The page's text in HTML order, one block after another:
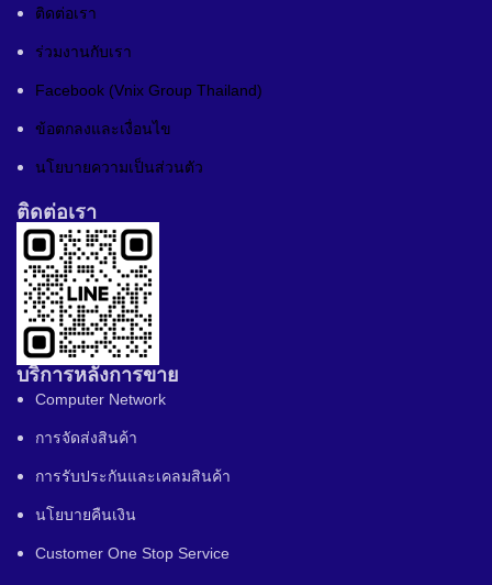
ติดต่อเรา
ร่วมงานกับเรา
Facebook (Vnix Group Thailand)
ข้อตกลงและเงื่อนไข
นโยบายความเป็นส่วนตัว
ติดต่อเรา
บริการหลังการขาย
Computer Network
การจัดส่งสินค้า
การรับประกันและเคลมสินค้า
นโยบายคืนเงิน
Customer One Stop Service